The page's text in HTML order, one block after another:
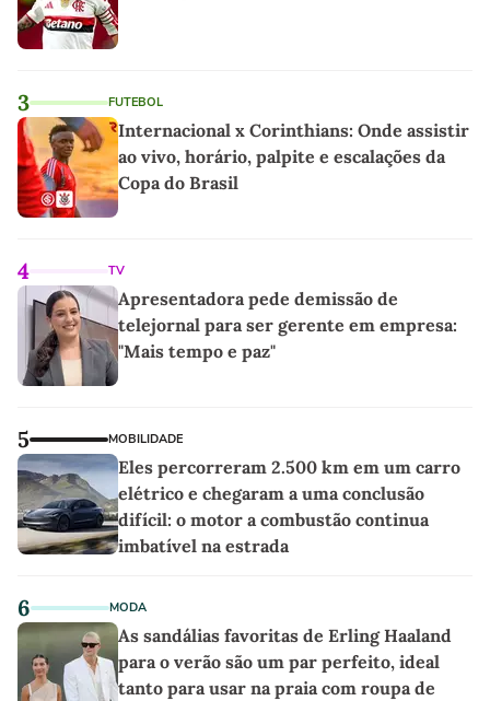
3 FUTEBOL
Internacional x Corinthians: Onde assistir
ao vivo, horário, palpite e escalações da
Copa do Brasil
4 TV
Apresentadora pede demissão de
telejornal para ser gerente em empresa:
"Mais tempo e paz"
5 MOBILIDADE
Eles percorreram 2.500 km em um carro
elétrico e chegaram a uma conclusão
difícil: o motor a combustão continua
imbatível na estrada
6 MODA
As sandálias favoritas de Erling Haaland
para o verão são um par perfeito, ideal
tanto para usar na praia com roupa de